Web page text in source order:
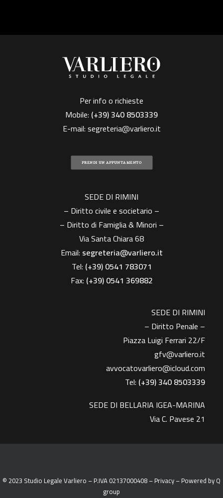
Per info o richieste
Mobile: (+39)340 8503339
E-mail:segreteria@varliero.it
PRENDI UN APPUNTAMENTO
SEDE DI RIMINI
– Diritto civile e societario –
– Diritto di Famiglia & Minori –
Via Santa Chiara 68
Email: segreteria@varliero.it
Tel: (+39) 0541 783071
Fax: (+39)0541 369882
SEDE DI RIMINI
– Diritto Penale –
Piazza Luigi Ferrari 22/F
gfv@varliero.it
avvocatovarliero@icloud.com
Tel: (+39) 340 8503339
SEDE DI BELLARIA IGEA-MARINA
Via C. Pavese 21
© 2023 Studio Legale Varliero – P.IVA 02137000408 –Privacy– Powered byQ
group